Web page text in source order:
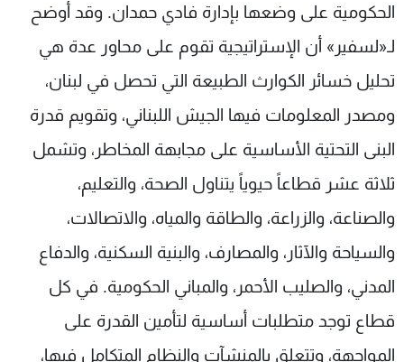
الحكومية على وضعها بإدارة فادي حمدان. وقد أوضح
لـ«لسفير» أن الإستراتيجية تقوم على محاور عدة هي
تحليل خسائر الكوارث الطبيعة التي تحصل في لبنان،
ومصدر المعلومات فيها الجيش اللبناني، وتقويم قدرة
البنى التحتية الأساسية على مجابهة المخاطر، وتشمل
ثلاثة عشر قطاعاً حيوياً يتناول الصحة، والتعليم،
والصناعة، والزراعة، والطاقة والمياه، والاتصالات،
والسياحة والآثار، والمصارف، والبنية السكنية، والدفاع
المدني، والصليب الأحمر، والمباني الحكومية. في كل
قطاع توجد متطلبات أساسية لتأمين القدرة على
المواجهة، وتتعلق بالمنشآت والنظام المتكامل فيها،